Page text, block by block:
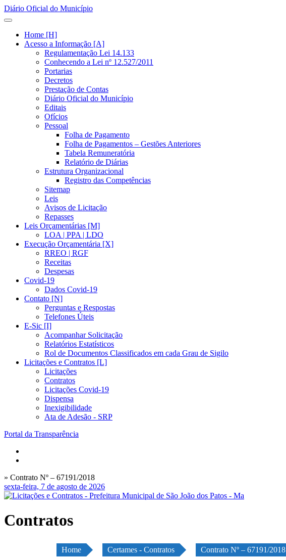
Diário Oficial do Município
Home [H]
Acesso a Informação [A]
Regulamentação Lei 14.133
Conhecendo a Lei nº 12.527/2011
Portarias
Decretos
Prestação de Contas
Diário Oficial do Município
Editais
Ofícios
Pessoal
Folha de Pagamento
Folha de Pagamentos – Gestões Anteriores
Tabela Remuneratória
Relatório de Diárias
Estrutura Organizacional
Registro das Competências
Sitemap
Leis
Avisos de Licitação
Repasses
Leis Orçamentárias [M]
LOA | PPA | LDO
Execução Orçamentária [X]
RREO | RGF
Receitas
Despesas
Covid-19
Dados Covid-19
Contato [N]
Perguntas e Respostas
Telefones Úteis
E-Sic [I]
Acompanhar Solicitação
Relatórios Estatísticos
Rol de Documentos Classificados em cada Grau de Sigilo
Licitações e Contratos [L]
Licitações
Contratos
Licitações Covid-19
Dispensa
Inexigibilidade
Ata de Adesão - SRP
Portal da Transparência
» Contrato Nº – 67191/2018
sexta-feira, 7 de agosto de 2026
Contratos
Home Certames - Contratos Contrato Nº – 67191/2018